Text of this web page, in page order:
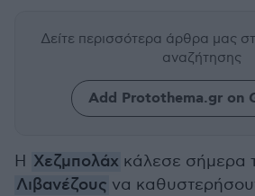
Δείτε περισσότερα άρθρα μας
αναζήτησης
Add Protothema.gr on
Η Χεζμπολάχ κάλεσε σήμερα
Λιβανέζους να